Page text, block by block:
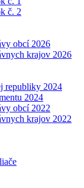
č. 2
obcí 2026
krajov 2026
republiky 2024
2024
obcí 2022
krajov 2022